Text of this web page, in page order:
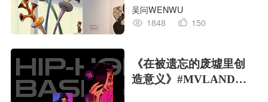
吴问WENWU
1848
150
《在被遗忘的废墟里创
造意义》#MVLAND嘻